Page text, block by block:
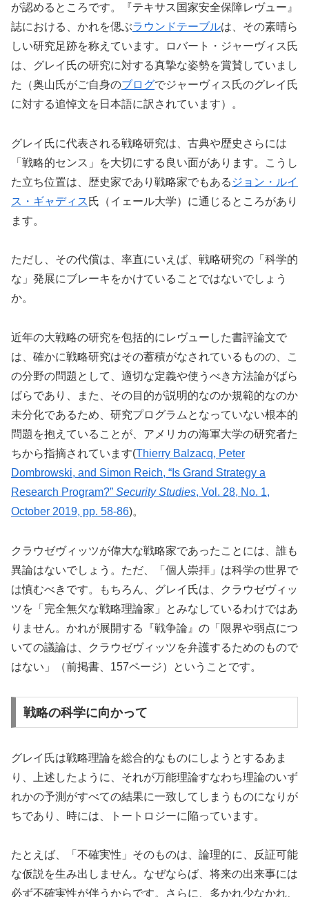
が認めるところです。『テキサス国家安全保障レヴュー』
誌における、かれを偲ぶラウンドテーブルは、その素晴ら
しい研究足跡を称えています。ロバート・ジャーヴィス氏
は、グレイ氏の研究に対する真摯な姿勢を賞賛していまし
た（奥山氏がご自身のブログでジャーヴィス氏のグレイ氏
に対する追悼文を日本語に訳されています）。
グレイ氏に代表される戦略研究は、古典や歴史さらには
「戦略的センス」を大切にする良い面があります。こうし
た立ち位置は、歴史家であり戦略家でもある ジョン・ルイ
ス・ギャディス 氏（イェール大学）に通じるところがあり
ます。
ただし、その代償は、率直にいえば、戦略研究の「科学的
な」発展にブレーキをかけていることではないでしょう
か。
近年の大戦略の研究を包括的にレヴューした書評論文で
は、確かに戦略研究はその蓄積がなされているものの、こ
の分野の問題として、適切な定義や使うべき方法論がばら
ばらであり、また、その目的が説明的なのか規範的なのか
未分化であるため、研究プログラムとなっていない根本的
問題を抱えていることが、アメリカの海軍大学の研究者た
ちから指摘されています(Thierry Balzacq, Peter
Dombrowski, and Simon Reich, “Is Grand Strategy a
Research Program?” Security Studies, Vol. 28, No. 1,
October 2019, pp. 58-86)。
クラウゼヴィッツが偉大な戦略家であったことには、誰も
異論はないでしょう。ただ、「個人崇拝」は科学の世界で
は慎むべきです。もちろん、グレイ氏は、クラウゼヴィッ
ツを「完全無欠な戦略理論家」とみなしているわけではあ
りません。かれが展開する『戦争論』の「限界や弱点につ
いての議論は、クラウゼヴィッツを弁護するためのもので
はない」（前掲書、157ページ）ということです。
戦略の科学に向かって
グレイ氏は戦略理論を総合的なものにしようとするあま
り、上述したように、それが万能理論すなわち理論のいず
れかの予測がすべての結果に一致してしまうものになりが
ちであり、時には、トートロジーに陥っています。
たとえば、「不確実性」そのものは、論理的に、反証可能
な仮説を生み出しません。なぜならば、将来の出来事には
必ず不確実性が伴うからです。さらに、多かれ少なかれ、